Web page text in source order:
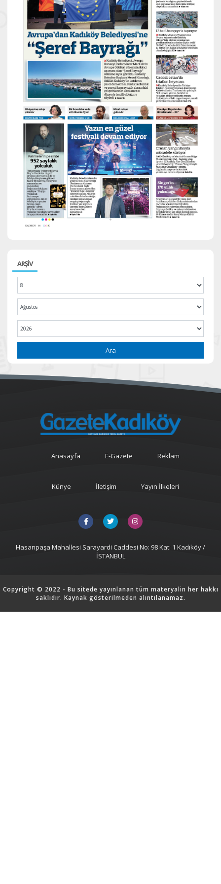
ARŞİV
Ara
Anasayfa E-Gazete Reklam
Künye İletişim Yayın İlkeleri
Hasanpaşa Mahallesi Sarayardi Caddesi No: 98 Kat: 1 Kadıköy /
İSTANBUL
Copyright © 2022 - Bu sitede yayınlanan tüm materyalin her hakkı
saklıdır. Kaynak gösterilmeden alıntılanamaz.